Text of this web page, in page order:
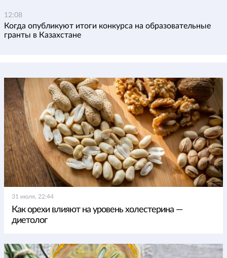
12:08
Когда опубликуют итоги конкурса на образовательные
гранты в Казахстане
31 июля, 22:44
Как орехи влияют на уровень холестерина —
диетолог